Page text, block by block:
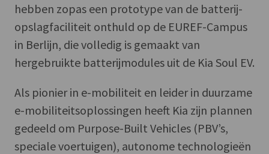
hebben zopas een prototype van de batterij-
opslagfaciliteit onthuld op de EUREF-Campus
in Berlijn, die volledig is gemaakt van
hergebruikte batterijmodules uit de Kia Soul EV.
Als pionier in e-mobiliteit en leider in duurzame
e-mobiliteitsoplossingen heeft Kia zijn plannen
gedeeld om Purpose-Built Vehicles (PBV’s,
speciale voertuigen), autonome technologieën